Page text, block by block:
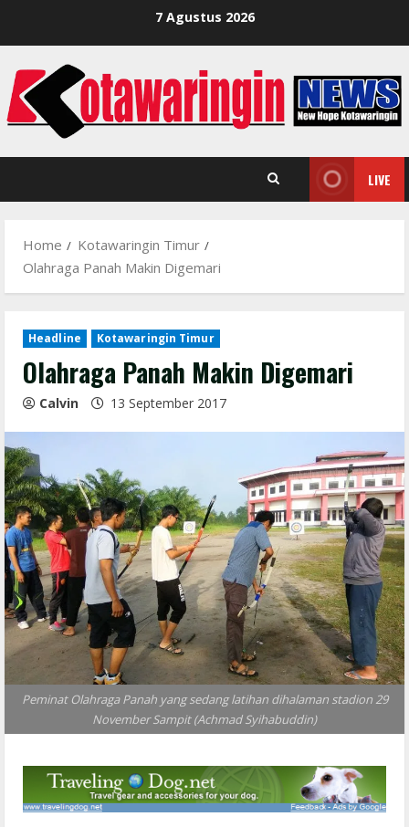
7 Agustus 2026
LIVE
Home
Kotawaringin Timur
Olahraga Panah Makin Digemari
Headline Kotawaringin Timur
Olahraga Panah Makin Digemari
Calvin 13 September 2017
Peminat Olahraga Panah yang sedang latihan dihalaman stadion 29
November Sampit (Achmad Syihabuddin)